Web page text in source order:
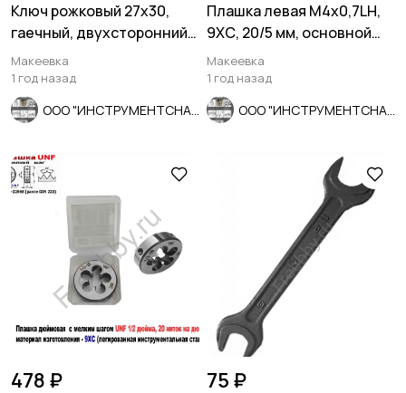
Ключ рожковый 27х30,
гаечный, двухсторонний,
открытый зев, СССР.
Макеевка
1 год назад
Плашка левая М4х0,7LH,
9ХС, 20/5 мм, основной
шаг, ГОСТ 9740-71.
Макеевка
1 год назад
478 ₽ 75 ₽